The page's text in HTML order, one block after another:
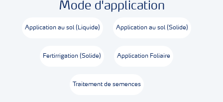
Mode d'application
Application au sol (Liquide) Application au sol (Solide)
Fertirrigation (Solide) Application Foliaire
Traitement de semences